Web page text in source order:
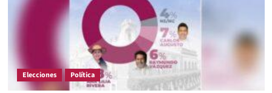
Elecciones Política